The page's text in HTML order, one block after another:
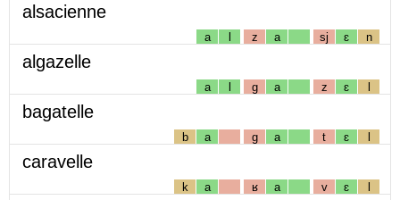
alsacienne
a l z a sj ɛ n
algazelle
a l g a z ɛ l
bagatelle
b a g a t ɛ l
caravelle
k a ʁ a v ɛ l